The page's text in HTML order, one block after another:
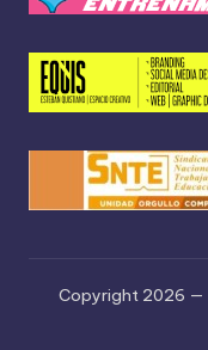
Copyright 2026 —